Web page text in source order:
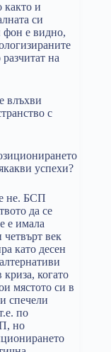
както и
си
фон е видно,
на
влъхви
с
успехи?
не. БСП
да се
е имала
век
като десен
когато
мястото си в
спечели
по
но